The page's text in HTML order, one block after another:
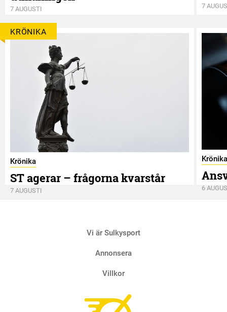
7 AUGUSTI 7
KRÖNIKA
Krönika
ST agerar – frågorna kvarstår
7 AUGUSTI
Krönika
6
Vi är Sulkysport
Annonsera
Villkor